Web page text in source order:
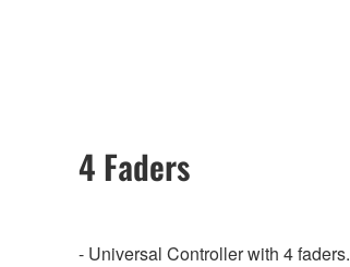
4 Faders
- Universal Controller with 4 faders.